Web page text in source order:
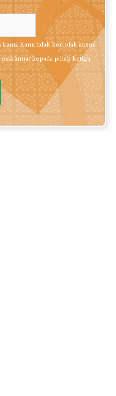
kami. Kami tidak bertolak ansur
kepada pihak ketiga.